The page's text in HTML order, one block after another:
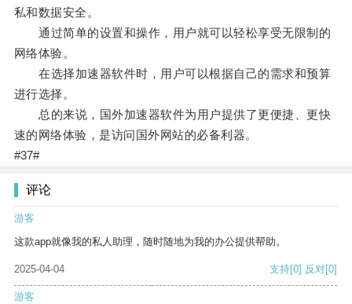
私和数据安全。
通过简单的设置和操作，用户就可以轻松享受无限制的
网络体验。
在选择加速器软件时，用户可以根据自己的需求和预算
进行选择。
总的来说，国外加速器软件为用户提供了更便捷、更快
速的网络体验，是访问国外网站的必备利器。
#37#
评论
游客
这款app就像我的私人助理，随时随地为我的办公提供帮助。
2025-04-04 支持[0] 反对[0]
游客